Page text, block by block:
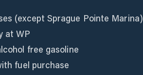
(except Sprague Pointe Marina)
at WP
free gasoline
fuel purchase